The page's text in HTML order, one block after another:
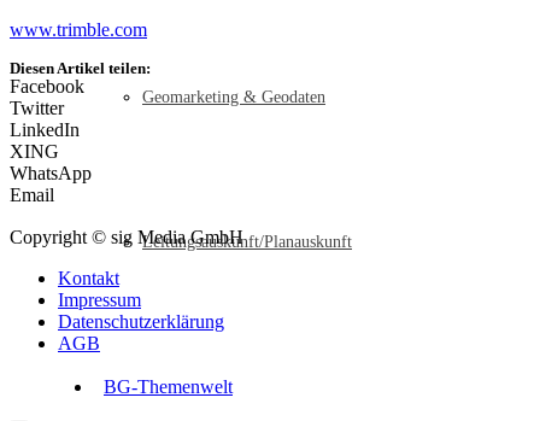
Geomarketing & Geodaten
Leitungsauskunft/Planauskunft
BG-Themenwelt
www.trimble.com
Diesen Artikel teilen:
Facebook
Twitter
LinkedIn
XING
WhatsApp
Email
Copyright © sig Media GmbH
Kontakt
Impressum
Datenschutzerklärung
AGB